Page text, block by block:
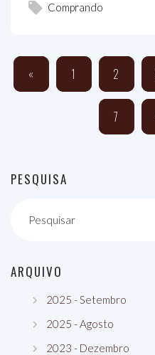
Comprando
« 1 2
7
PESQUISA
Pesquisar
ARQUIVO
2025 - Setembro
2025 - Agosto
2023 - Dezembro